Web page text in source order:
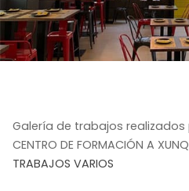
Galería de trabajos realizados
CENTRO DE FORMACIÓN A
TRABAJOS VARIOS